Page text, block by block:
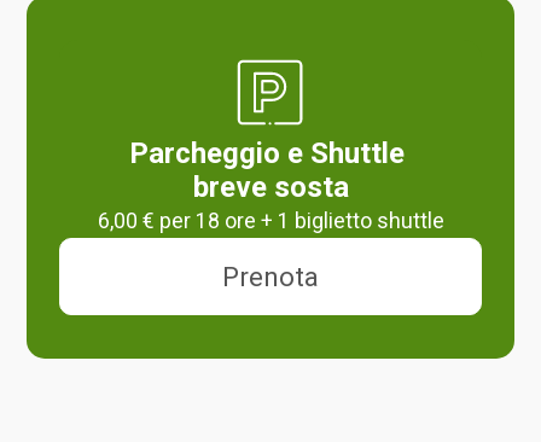
Parcheggio e Shuttle
breve sosta
6,00 € per 18 ore + 1 biglietto shuttle
Prenota